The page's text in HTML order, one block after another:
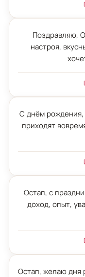
Поздравляю,
настроя,
С днём
приходят
Остап, с
доход, опыт,
Остап, желаю дня